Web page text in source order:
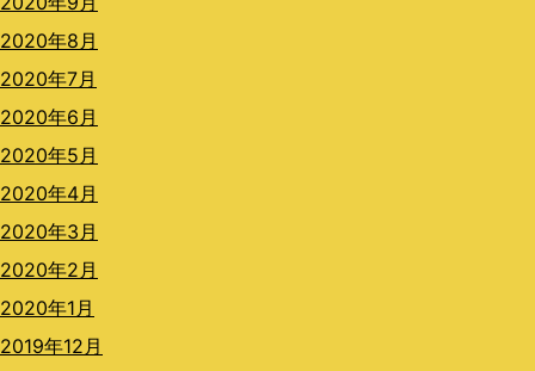
2020年8月
2020年7月
2020年6月
2020年5月
2020年4月
2020年3月
2020年2月
2020年1月
2019年12月